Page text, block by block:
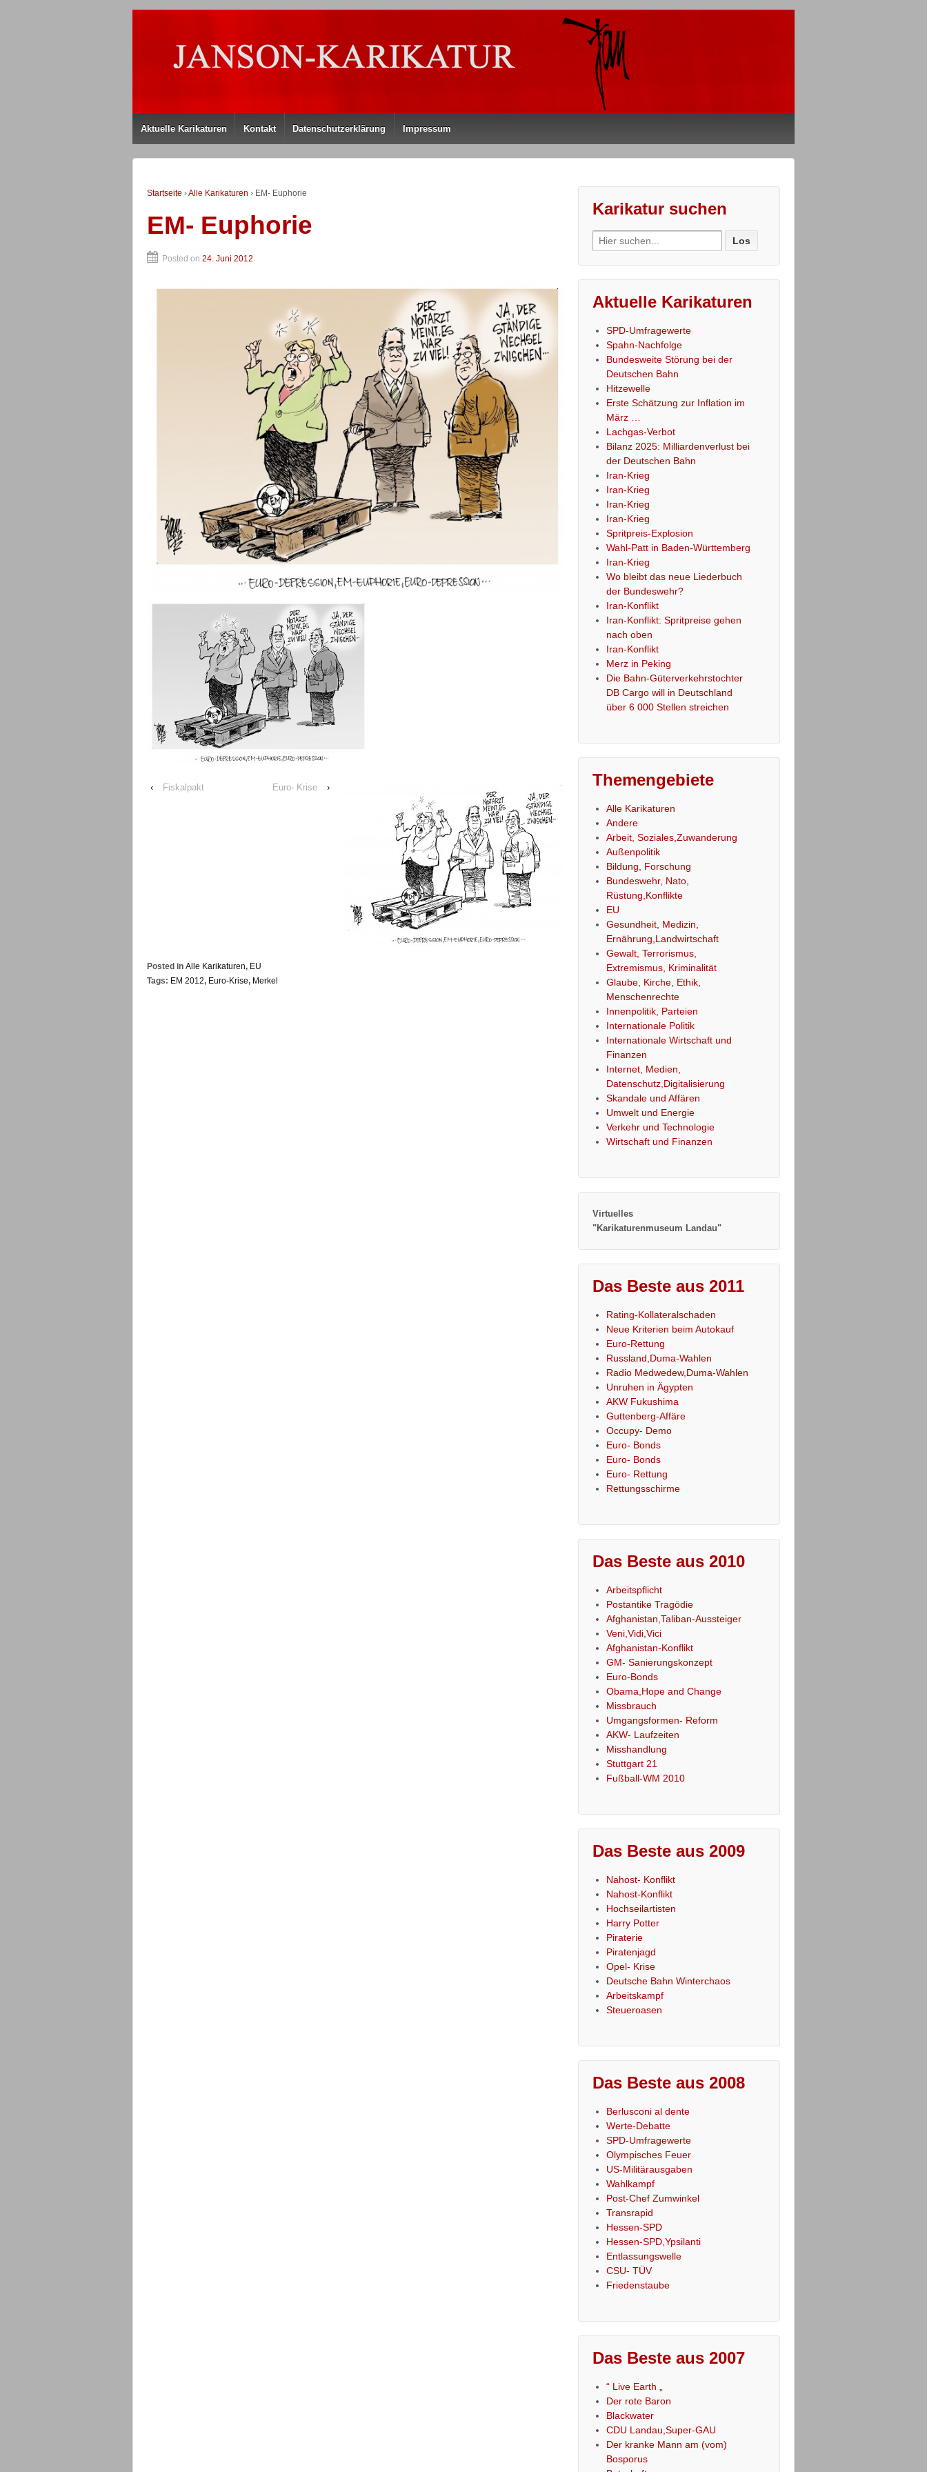
Aktuelle Karikaturen Kontakt Datenschutzerklärung Impressum
Startseite ›Alle Karikaturen › EM- Euphorie
EM- Euphorie
Posted on 24. Juni 2012
‹ Fiskalpakt Euro- Krise ›
Posted in Alle Karikaturen, EU
Tags: EM 2012, Euro-Krise, Merkel
Karikatur suchen
Search
for:
Aktuelle Karikaturen
SPD-Umfragewerte
Spahn-Nachfolge
Bundesweite Störung bei der
Deutschen Bahn
Hitzewelle
Erste Schätzung zur Inflation im
März …
Lachgas-Verbot
Bilanz 2025: Milliardenverlust bei
der Deutschen Bahn
Iran-Krieg
Iran-Krieg
Iran-Krieg
Iran-Krieg
Spritpreis-Explosion
Wahl-Patt in Baden-Württemberg
Iran-Krieg
Wo bleibt das neue Liederbuch
der Bundeswehr?
Iran-Konflikt
Iran-Konflikt: Spritpreise gehen
nach oben
Iran-Konflikt
Merz in Peking
Die Bahn-Güterverkehrstochter
DB Cargo will in Deutschland
über 6 000 Stellen streichen
Themengebiete
Alle Karikaturen
Andere
Arbeit, Soziales,Zuwanderung
Außenpolitik
Bildung, Forschung
Bundeswehr, Nato,
Rüstung,Konflikte
EU
Gesundheit, Medizin,
Ernährung,Landwirtschaft
Gewalt, Terrorismus,
Extremismus, Kriminalität
Glaube, Kirche, Ethik,
Menschenrechte
Innenpolitik, Parteien
Internationale Politik
Internationale Wirtschaft und
Finanzen
Internet, Medien,
Datenschutz,Digitalisierung
Skandale und Affären
Umwelt und Energie
Verkehr und Technologie
Wirtschaft und Finanzen
Virtuelles
"Karikaturenmuseum Landau"
Das Beste aus 2011
Rating-Kollateralschaden
Neue Kriterien beim Autokauf
Euro-Rettung
Russland,Duma-Wahlen
Radio Medwedew,Duma-Wahlen
Unruhen in Ägypten
AKW Fukushima
Guttenberg-Affäre
Occupy- Demo
Euro- Bonds
Euro- Bonds
Euro- Rettung
Rettungsschirme
Das Beste aus 2010
Arbeitspflicht
Postantike Tragödie
Afghanistan,Taliban-Aussteiger
Veni,Vidi,Vici
Afghanistan-Konflikt
GM- Sanierungskonzept
Euro-Bonds
Obama,Hope and Change
Missbrauch
Umgangsformen- Reform
AKW- Laufzeiten
Misshandlung
Stuttgart 21
Fußball-WM 2010
Das Beste aus 2009
Nahost- Konflikt
Nahost-Konflikt
Hochseilartisten
Harry Potter
Piraterie
Piratenjagd
Opel- Krise
Deutsche Bahn Winterchaos
Arbeitskampf
Steueroasen
Das Beste aus 2008
Berlusconi al dente
Werte-Debatte
SPD-Umfragewerte
Olympisches Feuer
US-Militärausgaben
Wahlkampf
Post-Chef Zumwinkel
Transrapid
Hessen-SPD
Hessen-SPD,Ypsilanti
Entlassungswelle
CSU- TÜV
Friedenstaube
Das Beste aus 2007
“ Live Earth „
Der rote Baron
Blackwater
CDU Landau,Super-GAU
Der kranke Mann am (vom)
Bosporus